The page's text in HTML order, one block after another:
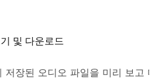
및 다운로드
장된 오디오 파일을 미리 보고 다